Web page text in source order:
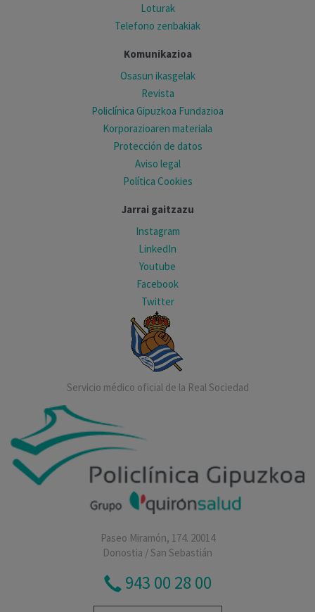
Loturak
Telefono zenbakiak
Komunikazioa
Osasun ikasgelak
Revista
Policlínica Gipuzkoa Fundazioa
Korporazioaren materiala
Protección de datos
Aviso legal
Política Cookies
Jarrai gaitzazu
Instagram
LinkedIn
Youtube
Facebook
Twitter
Servicio médico oficial de la Real Sociedad
Paseo Miramón, 174. 20014
Donostia / San Sebastián
943 00 28 00